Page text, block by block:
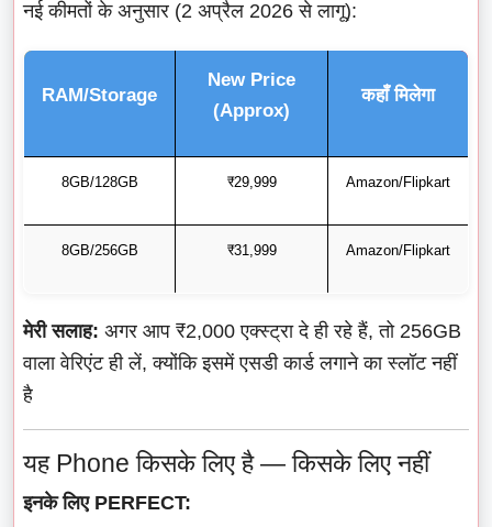
नई कीमतों के अनुसार (2 अप्रैल 2026 से लागू):
RAM/Storage
New Price
(Approx)
कहाँ मिलेगा
8GB/128GB ₹29,999 Amazon/Flipkart
8GB/256GB ₹31,999 Amazon/Flipkart
मेरी सलाह: अगर आप ₹2,000 एक्स्ट्रा दे ही रहे हैं, तो 256GB
वाला वेरिएंट ही लें, क्योंकि इसमें एसडी कार्ड लगाने का स्लॉट नहीं
है
यह Phone किसके लिए है — किसके लिए नहीं
इनके लिए PERFECT: